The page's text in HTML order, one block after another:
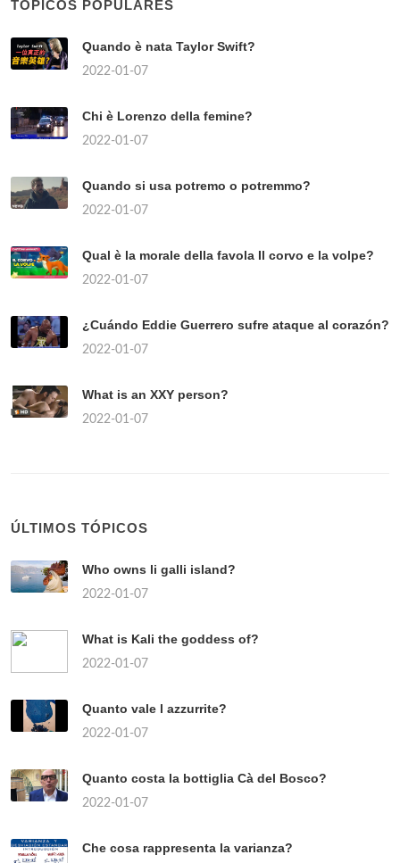
TÓPICOS POPULARES
Quando è nata Taylor Swift?
2022-01-07
Chi è Lorenzo della femine?
2022-01-07
Quando si usa potremo o potremmo?
2022-01-07
Qual è la morale della favola Il corvo e la volpe?
2022-01-07
¿Cuándo Eddie Guerrero sufre ataque al corazón?
2022-01-07
What is an XXY person?
2022-01-07
ÚLTIMOS TÓPICOS
Who owns li galli island?
2022-01-07
What is Kali the goddess of?
2022-01-07
Quanto vale l azzurrite?
2022-01-07
Quanto costa la bottiglia Cà del Bosco?
2022-01-07
Che cosa rappresenta la varianza?